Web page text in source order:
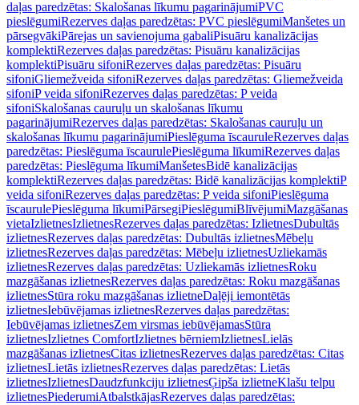
daļas paredzētas: Skalošanas līkumu pagarinājumiPVC
pieslēgumiRezerves daļas paredzētas: PVC pieslēgumiManšetes un
pārsegvākiPārejas un savienojuma gabaliPisuāru kanalizācijas
komplektiRezerves daļas paredzētas: Pisuāru kanalizācijas
komplektiPisuāru sifoniRezerves daļas paredzētas: Pisuāru
sifoniGliemežveida sifoniRezerves daļas paredzētas: Gliemežveida
sifoniP veida sifoniRezerves daļas paredzētas: P veida
sifoniSkalošanas cauruļu un skalošanas līkumu
pagarinājumiRezerves daļas paredzētas: Skalošanas cauruļu un
skalošanas līkumu pagarinājumiPieslēguma īscauruleRezerves daļas
paredzētas: Pieslēguma īscaurulePieslēguma līkumiRezerves daļas
paredzētas: Pieslēguma līkumiManšetesBidē kanalizācijas
komplektiRezerves daļas paredzētas: Bidē kanalizācijas komplektiP
veida sifoniRezerves daļas paredzētas: P veida sifoniPieslēguma
īscaurulePieslēguma līkumiPārsegiPieslēgumiBlīvējumiMazgāšanas
vietaIzlietnesIzlietnesRezerves daļas paredzētas: IzlietnesDubultās
izlietnesRezerves daļas paredzētas: Dubultās izlietnesMēbeļu
izlietnesRezerves daļas paredzētas: Mēbeļu izlietnesUzliekamās
izlietnesRezerves daļas paredzētas: Uzliekamās izlietnesRoku
mazgāšanas izlietnesRezerves daļas paredzētas: Roku mazgāšanas
izlietnesStūra roku mazgāšanas izlietneDaļēji iemontētās
izlietnesIebūvējamas izlietnesRezerves daļas paredzētas:
Iebūvējamas izlietnesZem virsmas iebūvējamasStūra
izlietnesIzlietnes ComfortIzlietnes bērniemIzlietnesLielās
mazgāšanas izlietnesCitas izlietnesRezerves daļas paredzētas: Citas
izlietnesLietās izlietnesRezerves daļas paredzētas: Lietās
izlietnesIzlietnesDaudzfunkciju izlietnesĢipša izlietneKlašu telpu
izlietnesPiederumiAtbalstkājasRezerves daļas paredzētas: